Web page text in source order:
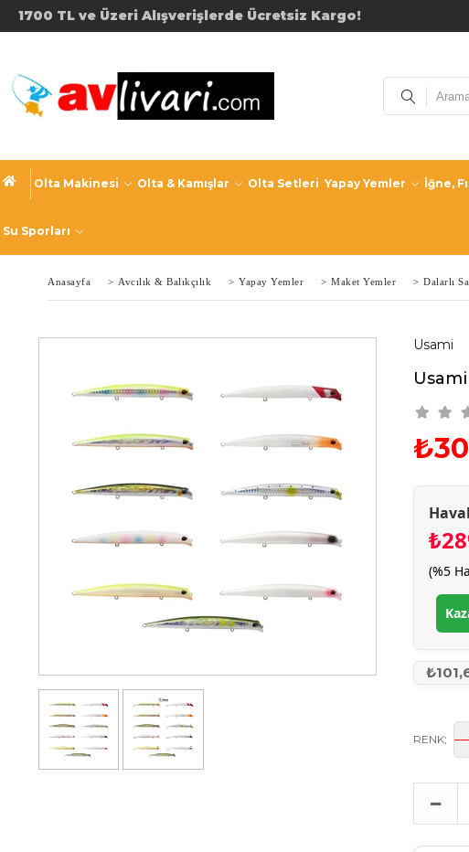
1700 TL ve Üzeri Alışverişlerde
Olta Makinesi Olta & Kamışlar Olta Setleri Yapay Yemler İğne,
Su Sporları
Anasayfa > Avcılık & Balıkçılık > Yapay Yemler > Maket Yemler > Dalarlı
Usami
(%5
RENK: